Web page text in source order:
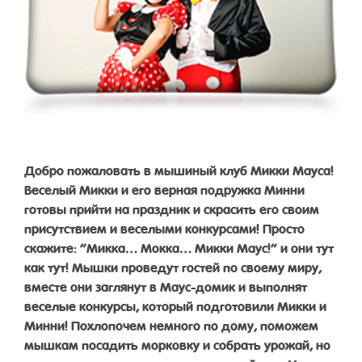
Добро пожаловать в мышиный клуб Микки Мауса!
Веселый Микки и его верная подружка Минни
готовы прийти на праздник и скрасить его своим
присутствием и веселыми конкурсами! Просто
скажите: “Микка… Мокка… Микки Маус!” и они тут
как тут! Мышки проведут гостей по своему миру,
вместе они заглянут в Маус-домик и выполнят
веселые конкурсы, который подготовили Микки и
Минни! Похлопочем немного по дому, поможем
мышкам посадить морковку и собрать урожай, но